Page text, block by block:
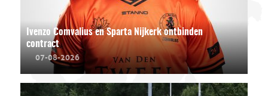
Ivenzo Comvalius en Sparta Nijkerk ontbinden
contract
07-08-2026